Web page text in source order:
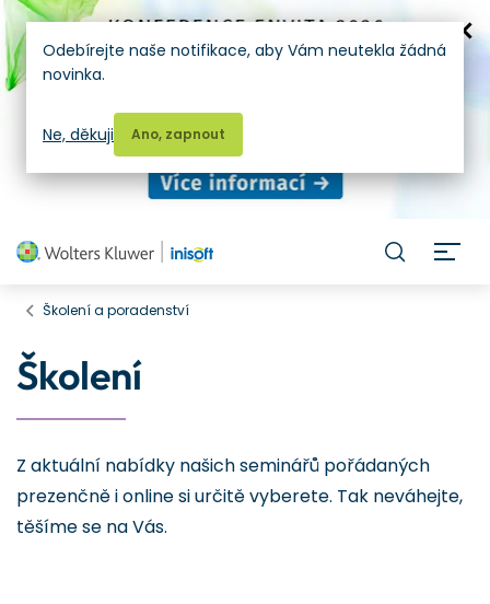
Školení a poradenství
Školení
Z aktuální nabídky našich seminářů pořádaných
prezenčně i online si určitě vyberete. Tak neváhejte,
těšíme se na Vás.
Odebírejte naše notifikace, aby Vám neutekla žádná
novinka.
Ano, zapnout
Ne, děkuji